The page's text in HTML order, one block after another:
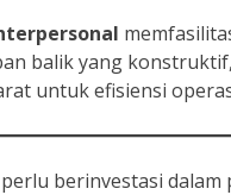
balik yang
untuk efisiensi
berinvestasi dalam